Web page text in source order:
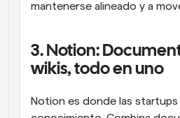
mantenerse alineado y a
3. Notion:
wikis, todo en uno
Notion es donde las startups